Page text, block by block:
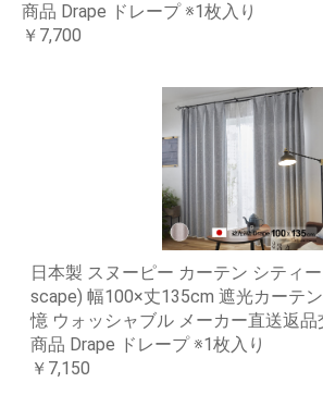
商品 Drape ドレープ ※1枚入り
￥7,700
日本製 スヌーピー カーテン シティ
scape) 幅100×丈135cm 遮光カーテ
憶 ウォッシャブル メーカー直送返
商品 Drape ドレープ ※1枚入り
￥7,150